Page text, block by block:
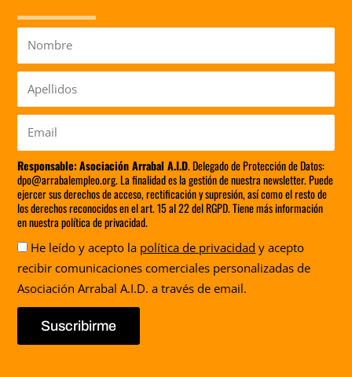
Nombre
Apellidos
Email
Responsable: Asociación Arrabal A.I.D. Delegado de Protección de Datos:
dpo@arrabalempleo.org. La finalidad es la gestión de nuestra newsletter. Puede
ejercer sus derechos de acceso, rectificación y supresión, así como el resto de
los derechos reconocidos en el art. 15 al 22 del RGPD. Tiene más información
en nuestra política de privacidad.
Aceptación
He leído y acepto la política de privacidad y acepto
recibir comunicaciones comerciales personalizadas de
Asociación Arrabal A.I.D. a través de email.
Suscribirme